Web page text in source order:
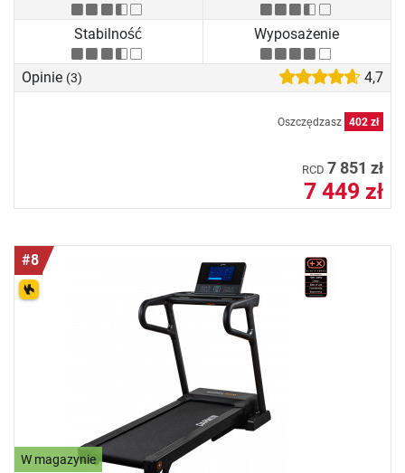
Stabilność Wyposażenie
Opinie (3) 4,7
Oszczędzasz 402 zł
RCD 7 851 zł
7 449 zł
#8
W magazynie